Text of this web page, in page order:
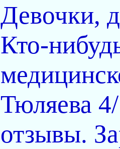
Девочки,
Кто-
Тюляева
отзывы.